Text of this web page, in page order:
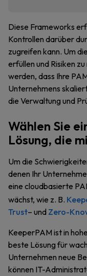
Diese Frameworks
Kontrollen darüber
zugreifen kann. Um
erfüllen und Risiken
werden, dass Ihre
Unternehmens
die Verwaltung und
Wählen Sie
Lösung, die
Um die
denen Ihr
eine cloudbasierte
wächst, wie z. B.
Trust– und Zero-
KeeperPAM ist in
beste Lösung für
Unternehmen neue
können IT-